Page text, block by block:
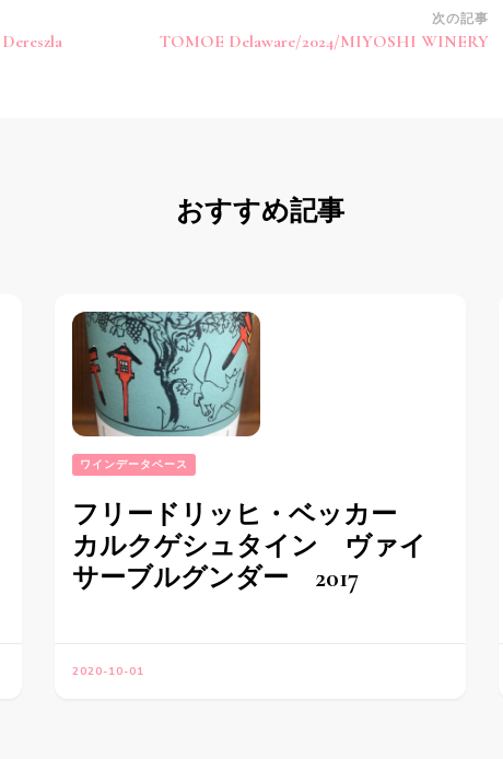
次の記事
TOMOE Delaware/2024/MIYOSHI WINERY
おすすめ記事
ワインデータベース
フリードリッヒ・ベッカー
カルクゲシュタイン ヴァイ
サーブルグンダー 2017
2020-10-01